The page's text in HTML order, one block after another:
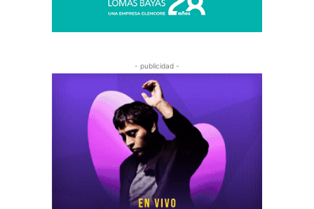
- publicidad -